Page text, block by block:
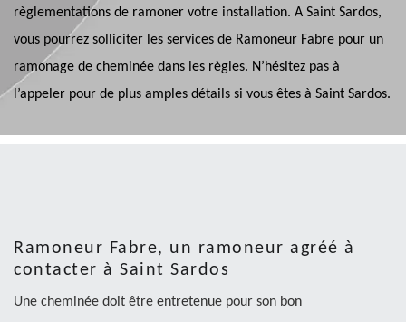
règlementations de ramoner votre installation. A Saint Sardos,
vous pourrez solliciter les services de Ramoneur Fabre pour un
ramonage de cheminée dans les règles. N’hésitez pas à
l’appeler pour de plus amples détails si vous êtes à Saint Sardos.
Ramoneur Fabre, un ramoneur agréé à
contacter à Saint Sardos
Une cheminée doit être entretenue pour son bon